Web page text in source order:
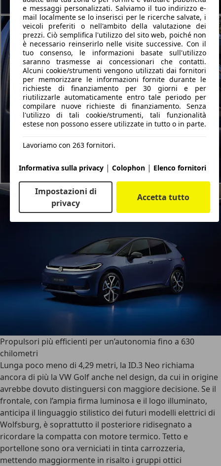
e messaggi personalizzati. Salviamo il tuo indirizzo e-
mail localmente se lo inserisci per le ricerche salvate, i
veicoli preferiti o nell'ambito della valutazione dei
prezzi. Ciò semplifica l'utilizzo del sito web, poiché non
è necessario reinserirlo nelle visite successive. Con il
tuo consenso, le informazioni basate sull'utilizzo
saranno trasmesse ai concessionari che contatti.
Alcuni cookie/strumenti vengono utilizzati dai fornitori
per memorizzare le informazioni fornite durante le
richieste di finanziamento per 30 giorni e per
riutilizzarle automaticamente entro tale periodo per
compilare nuove richieste di finanziamento. Senza
l'utilizzo di tali cookie/strumenti, tali funzionalità
estese non possono essere utilizzate in tutto o in parte.
Lavoriamo con 263 fornitori.
Informativa sulla privacy | Colophon | Elenco fornitori
Impostazioni di
privacy
Accetta tutto
Propulsori più efficienti per un’autonomia fino a 630
chilometri
Lunga poco meno di 4,29 metri, la ID.3 Neo richiama
ancora di più la VW Golf anche nel design, da cui in origine
avrebbe dovuto distinguersi con maggiore decisione. Se il
frontale, con l’ampia firma luminosa e il logo illuminato,
anticipa il linguaggio stilistico dei futuri modelli elettrici di
Wolfsburg, è soprattutto il posteriore ridisegnato a
ricordare la compatta con motore termico. Tetto e
portellone sono ora verniciati in tinta carrozzeria,
mettendo maggiormente in risalto i gruppi ottici